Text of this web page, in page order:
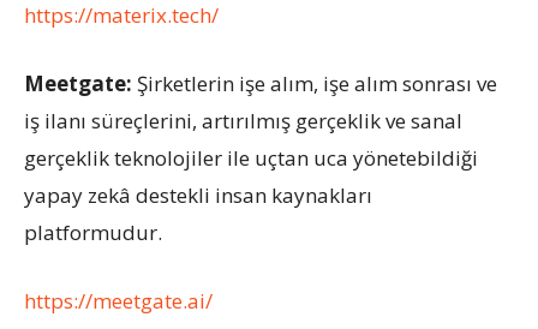
https://materix.tech/
Meetgate: Şirketlerin işe alım, işe alım sonrası ve
iş ilanı süreçlerini, artırılmış gerçeklik ve sanal
gerçeklik teknolojiler ile uçtan uca yönetebildiği
yapay zekâ destekli insan kaynakları
platformudur.
https://meetgate.ai/